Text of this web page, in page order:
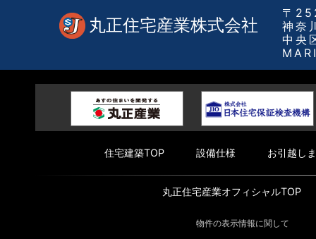
丸正住宅産業株式会社
〒
神奈
中央
住宅建築TOP 設備仕様 お引越し
丸正住宅産業オフィシャルTOP
物件の表示情報に関して